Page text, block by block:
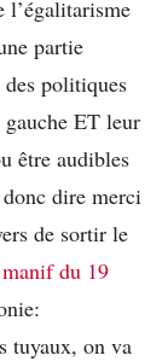
l’égalitarisme
partie
politiques
ET leur
être audibles
dire merci
de sortir le
du 19
tuyaux, on va